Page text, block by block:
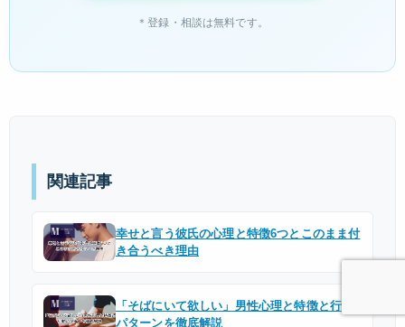
＊登録・相談は無料です。
関連記事
幸せと言う彼氏の心理と特徴6つとこのまま付
き合うべき理由
「そばにいて欲しい」男性心理と特徴と行動
パターンを徹底解説